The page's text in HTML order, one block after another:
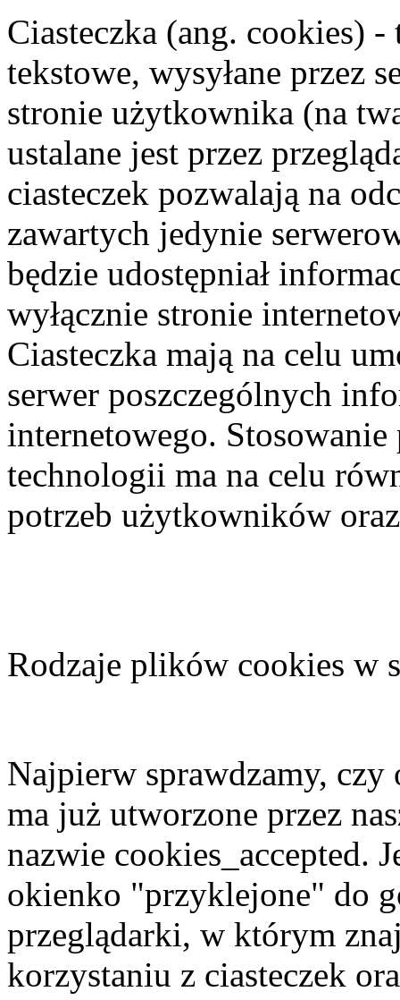
Ciasteczka (ang. cookies)
tekstowe, wysyłane przez
stronie użytkownika (na
ustalane jest przez
ciasteczek pozwalają na
zawartych jedynie
będzie udostępniał
wyłącznie stronie
Ciasteczka mają na celu
serwer poszczególnych
internetowego.
technologii ma na celu
potrzeb użytkowników
Rodzaje plików cookies w
Najpierw sprawdzamy, czy
ma już utworzone przez
nazwie cookies_accepted.
okienko "przyklejone" do
przeglądarki, w którym
korzystaniu z ciasteczek